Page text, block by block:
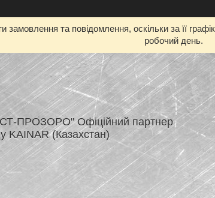
та повідомлення, оскільки за її
робочий день.
ПРОЗОРО" Офіційний партнер
KAINAR (Казахстан)